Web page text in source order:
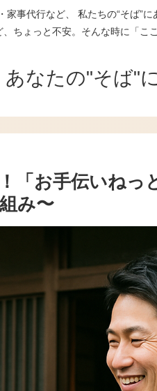
事代行など、 私たちの“そば”
、ちょっと不安。そんな時に「こ
なたの"そば"
「お手伝いねっ
み〜